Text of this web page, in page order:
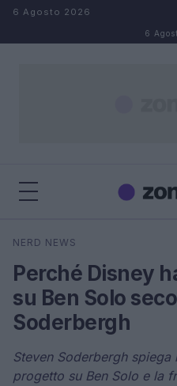
Salta al contenuto
6 Agosto 2026
6
Cerca
NERD NEWS
Perché Disney
su Ben Solo
Soderbergh
Steven Soderbergh
progetto su Ben Solo e la